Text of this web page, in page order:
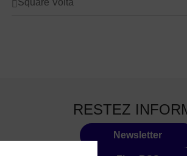
RESTEZ
Newsletter